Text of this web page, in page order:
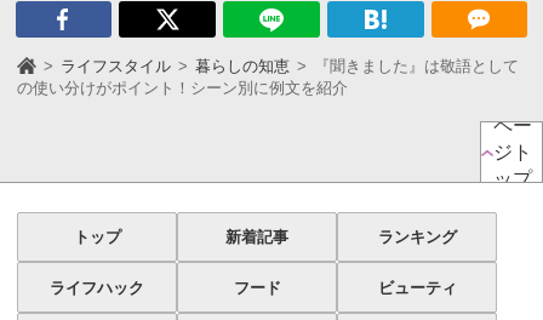
ライフスタイル 暮らしの知恵
『聞きました』は敬語として
の使い分けがポイント！シーン別に例文を紹介
ペー
ジト
ップ
トップ 新着記事 ランキング
ライフハック フード ビューティ